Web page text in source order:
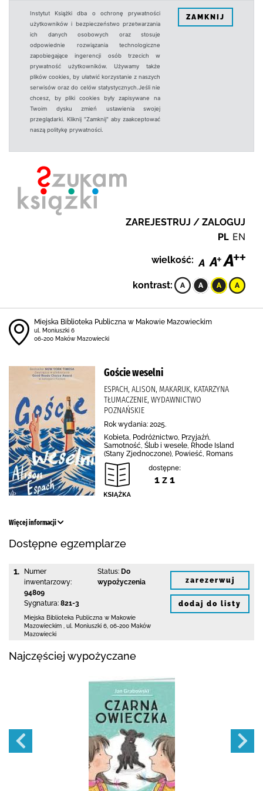
Instytut Książki dba o ochronę prywatności
użytkowników i bezpieczeństwo przetwarzania
ich danych osobowych oraz stosuje
odpowiednie rozwiązania technologiczne
zapobiegające ingerencji osób trzecich w
prywatność użytkowników. Używamy także
plików cookies, by ułatwić korzystanie z naszych
serwisów oraz do celów statystycznych.Jeśli nie
chcesz, by pliki cookies były zapisywane na
Twoim dysku zmień ustawienia swojej
przeglądarki. Kliknij "Zamknij" aby zaakceptować
naszą politykę prywatności.
ZAMKNIJ
ZAREJESTRUJ / ZALOGUJ
PL EN
wielkość:
kontrast:
Miejska Biblioteka Publiczna w Makowie Mazowieckim
ul. Moniuszki 6
06-200 Maków Mazowiecki
Goście weselni
ESPACH, ALISON, MAKARUK, KATARZYNA
TŁUMACZENIE, WYDAWNICTWO
POZNAŃSKIE
Rok wydania: 2025.
Kobieta, Podróżnictwo, Przyjaźń,
Samotność, Ślub i wesele, Rhode Island
(Stany Zjednoczone), Powieść, Romans
dostępne:
1 z 1
Więcej informacji
Dostępne egzemplarze
1.
Numer
inwentarzowy:
94809
Sygnatura: 821-3
Status: Do
wypożyczenia
Miejska Biblioteka Publiczna w Makowie
Mazowieckim
ul. Moniuszki 6 06-200 Maków
Mazowiecki
zarezerwuj
dodaj do listy
Najczęściej wypożyczane